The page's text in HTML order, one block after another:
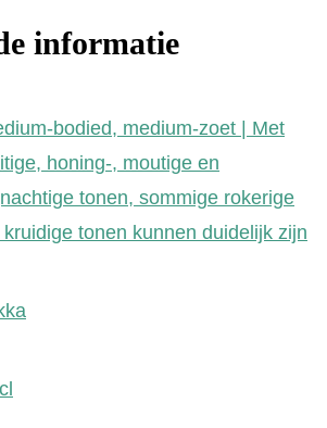
informatie
bodied, medium-zoet | Met
honing-, moutige en
tonen, sommige rokerige
kruidige tonen kunnen duidelijk zijn